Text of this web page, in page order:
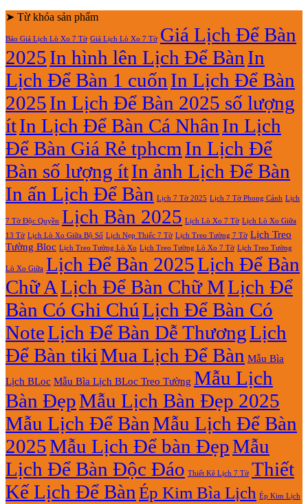
2027
Lịch
Lò
Xo
Giữa
13
Tờ
luận
ở
In
Lịch
Gỗ
Đẹp
Giá
Rẻ
2027
➤ Từ khóa sản phẩm
Báo Giá Lịch Lò Xo 7 Tờ Giá Lịch Lò Xo 7 Tờ Giá Lịch Để Bàn
2025In hình lên Lịch Để Bàn In
Lịch Để Bàn 1 cuốn In Lịch Để Bàn
2025In Lịch Để Bàn 2025 số lượng
ítIn Lịch Để Bàn Cá Nhân In Lịch
Để Bàn Giá Rẻ tphcm In Lịch Để
Bàn số lượng ítIn ảnh Lịch Để Bàn
In ấn Lịch Để Bàn Lịch 7 Tờ 2025 Lịch 7 Tờ Phong Cảnh Lịch
7 Tờ Độc Quyền Lịch Bàn 2025 Lịch Lò Xo 7 Tờ Lịch Lò Xo Giữa
13 Tờ Lịch Lò Xo Giữa Bộ Số Lịch Nẹp Thiếc 7 Tờ Lịch Treo Tường 7 Tờ Lịch Treo
Tường Bloc Lịch Treo Tường Lò Xo Lịch Treo Tường Lò Xo 7 Tờ Lịch Treo Tường
Lò Xo Giữa Lịch Để Bàn 2025Lịch Để Bàn
Chữ ALịch Để Bàn Chữ MLịch Để
Bàn Có Ghi ChúLịch Để Bàn Có
NoteLịch Để Bàn Dễ ThươngLịch
Để Bàn tikiMua Lịch Để Bàn Mẫu Bìa
Lịch BLoc Mẫu Bìa Lịch BLoc Treo Tường Mẫu Lịch
Bàn ĐẹpMẫu Lịch Bàn Đẹp 2025
Mẫu Lịch Để BànMẫu Lịch Để Bàn
2025Mẫu Lịch Để bàn ĐẹpMẫu
Lịch Để Bàn Độc Đáo Thiết Kê Lịch 7 Tờ Thiết
Kế Lịch Để Bàn Ép Kim Bìa Lịch Ép Kim Lịch